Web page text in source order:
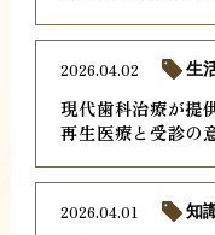
現代歯科治療が提
再生医療と受診の
2026.04.02 生
2026.04.01 知